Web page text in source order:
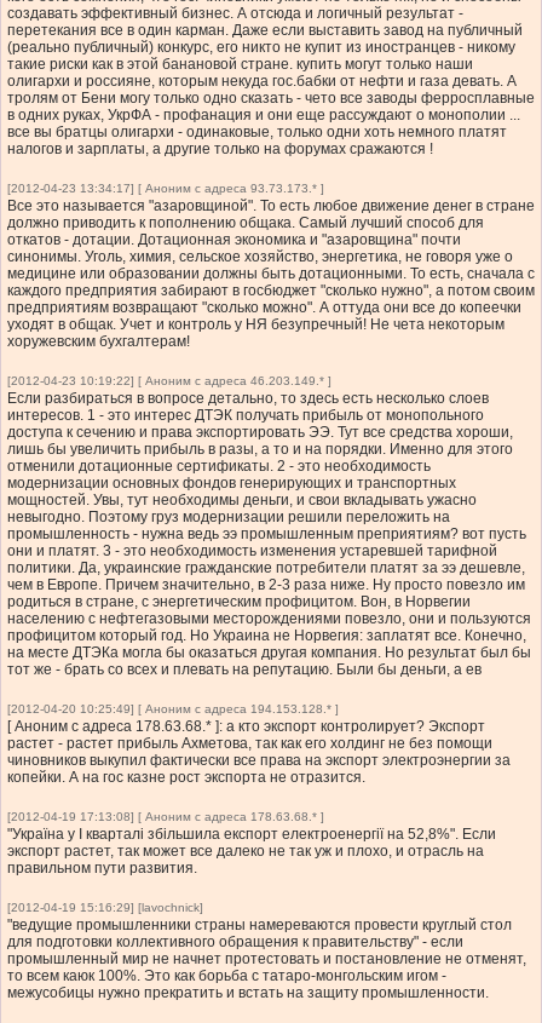
создавать эффективный бизнес. А отсюда и логичный результат -
перетекания все в один карман. Даже если выставить завод на публичный
(реально публичный) конкурс, его никто не купит из иностранцев - никому
такие риски как в этой банановой стране. купить могут только наши
олигархи и россияне, которым некуда гос.бабки от нефти и газа девать. А
тролям от Бени могу только одно сказать - чето все заводы ферросплавные
в одних руках, УкрФА - профанация и они еще рассуждают о монополии ...
все вы братцы олигархи - одинаковые, только одни хоть немного платят
налогов и зарплаты, а другие только на форумах сражаются !
[2012-04-23 13:34:17] [ Аноним с адреса 93.73.173.* ]
Все это называется "азаровщиной". То есть любое движение денег в стране
должно приводить к пополнению общака. Самый лучший способ для
откатов - дотации. Дотационная экономика и "азаровщина" почти
синонимы. Уголь, химия, сельское хозяйство, энергетика, не говоря уже о
медицине или образовании должны быть дотационными. То есть, сначала с
каждого предприятия забирают в госбюджет "сколько нужно", а потом своим
предприятиям возвращают "сколько можно". А оттуда они все до копеечки
уходят в общак. Учет и контроль у НЯ безупречный! Не чета некоторым
хоружевским бухгалтерам!
[2012-04-23 10:19:22] [ Аноним с адреса 46.203.149.* ]
Если разбираться в вопросе детально, то здесь есть несколько слоев
интересов. 1 - это интерес ДТЭК получать прибыль от монопольного
доступа к сечению и права экспортировать ЭЭ. Тут все средства хороши,
лишь бы увеличить прибыль в разы, а то и на порядки. Именно для этого
отменили дотационные сертификаты. 2 - это необходимость
модернизации основных фондов генерирующих и транспортных
мощностей. Увы, тут необходимы деньги, и свои вкладывать ужасно
невыгодно. Поэтому груз модернизации решили переложить на
промышленность - нужна ведь ээ промышленным преприятиям? вот пусть
они и платят. 3 - это необходимость изменения устаревшей тарифной
политики. Да, украинские гражданские потребители платят за ээ дешевле,
чем в Европе. Причем значительно, в 2-3 раза ниже. Ну просто повезло им
родиться в стране, с энергетическим профицитом. Вон, в Норвегии
населению с нефтегазовыми месторождениями повезло, они и пользуются
профицитом который год. Но Украина не Норвегия: заплатят все. Конечно,
на месте ДТЭКа могла бы оказаться другая компания. Но результат был бы
тот же - брать со всех и плевать на репутацию. Были бы деньги, а ев
[2012-04-20 10:25:49] [ Аноним с адреса 194.153.128.* ]
[ Аноним с адреса 178.63.68.* ]: а кто экспорт контролирует? Экспорт
растет - растет прибыль Ахметова, так как его холдинг не без помощи
чиновников выкупил фактически все права на экспорт электроэнергии за
копейки. А на гос казне рост экспорта не отразится.
[2012-04-19 17:13:08] [ Аноним с адреса 178.63.68.* ]
"Україна у І кварталі збільшила експорт електроенергії на 52,8%". Если
экспорт растет, так может все далеко не так уж и плохо, и отрасль на
правильном пути развития.
[2012-04-19 15:16:29] [lavochnick]
"ведущие промышленники страны намереваются провести круглый стол
для подготовки коллективного обращения к правительству" - если
промышленный мир не начнет протестовать и постановление не отменят,
то всем каюк 100%. Это как борьба с татаро-монгольским игом -
межусобицы нужно прекратить и встать на защиту промышленности.